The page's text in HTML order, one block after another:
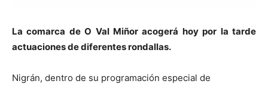
La comarca de O Val Miñor acogerá hoy por la tarde
actuaciones de diferentes rondallas.
Nigrán, dentro de su programación especial de